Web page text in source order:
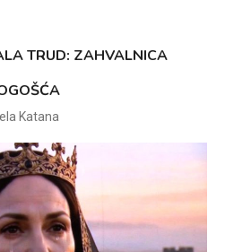
TRUD: ZAHVALNICA
Katana